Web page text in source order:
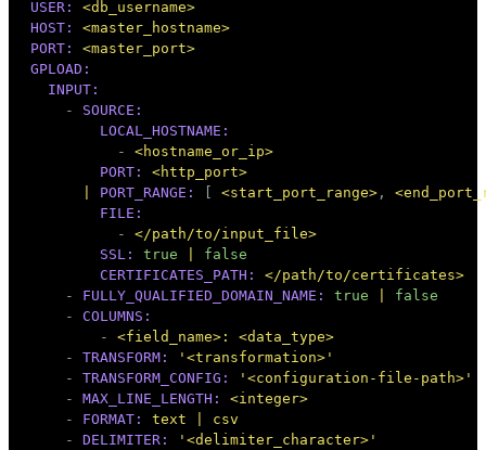
USER:
<db_username>
HOST:
<master_hostname>
PORT:
<master_port>
GPLOAD:
INPUT:
-
SOURCE:
LOCAL_HOSTNAME:
-
<hostname_or_ip>
PORT:
<http_port>
PORT_RANGE: <start_port_range> ,
FILE:
-
</path/to/input_file>
SSL:
true
false
CERTIFICATES_PATH:
</path/to/certificates>
-
FULLY_QUALIFIED_DOMAIN_NAME: true
false
-
COLUMNS:
-
<field_name>:
<data_type>
-
TRANSFORM:
'<transformation>'
-
TRANSFORM_CONFIG:
'<configuration-file-path>'
-
MAX_LINE_LENGTH:
<integer>
-
FORMAT: text
csv
-
DELIMITER:
'<delimiter_character>'